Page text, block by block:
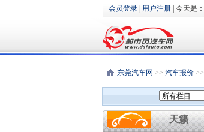
会员登录| 用户注册| 今天是：
东莞汽车网 >> 汽车报价>>
天籁